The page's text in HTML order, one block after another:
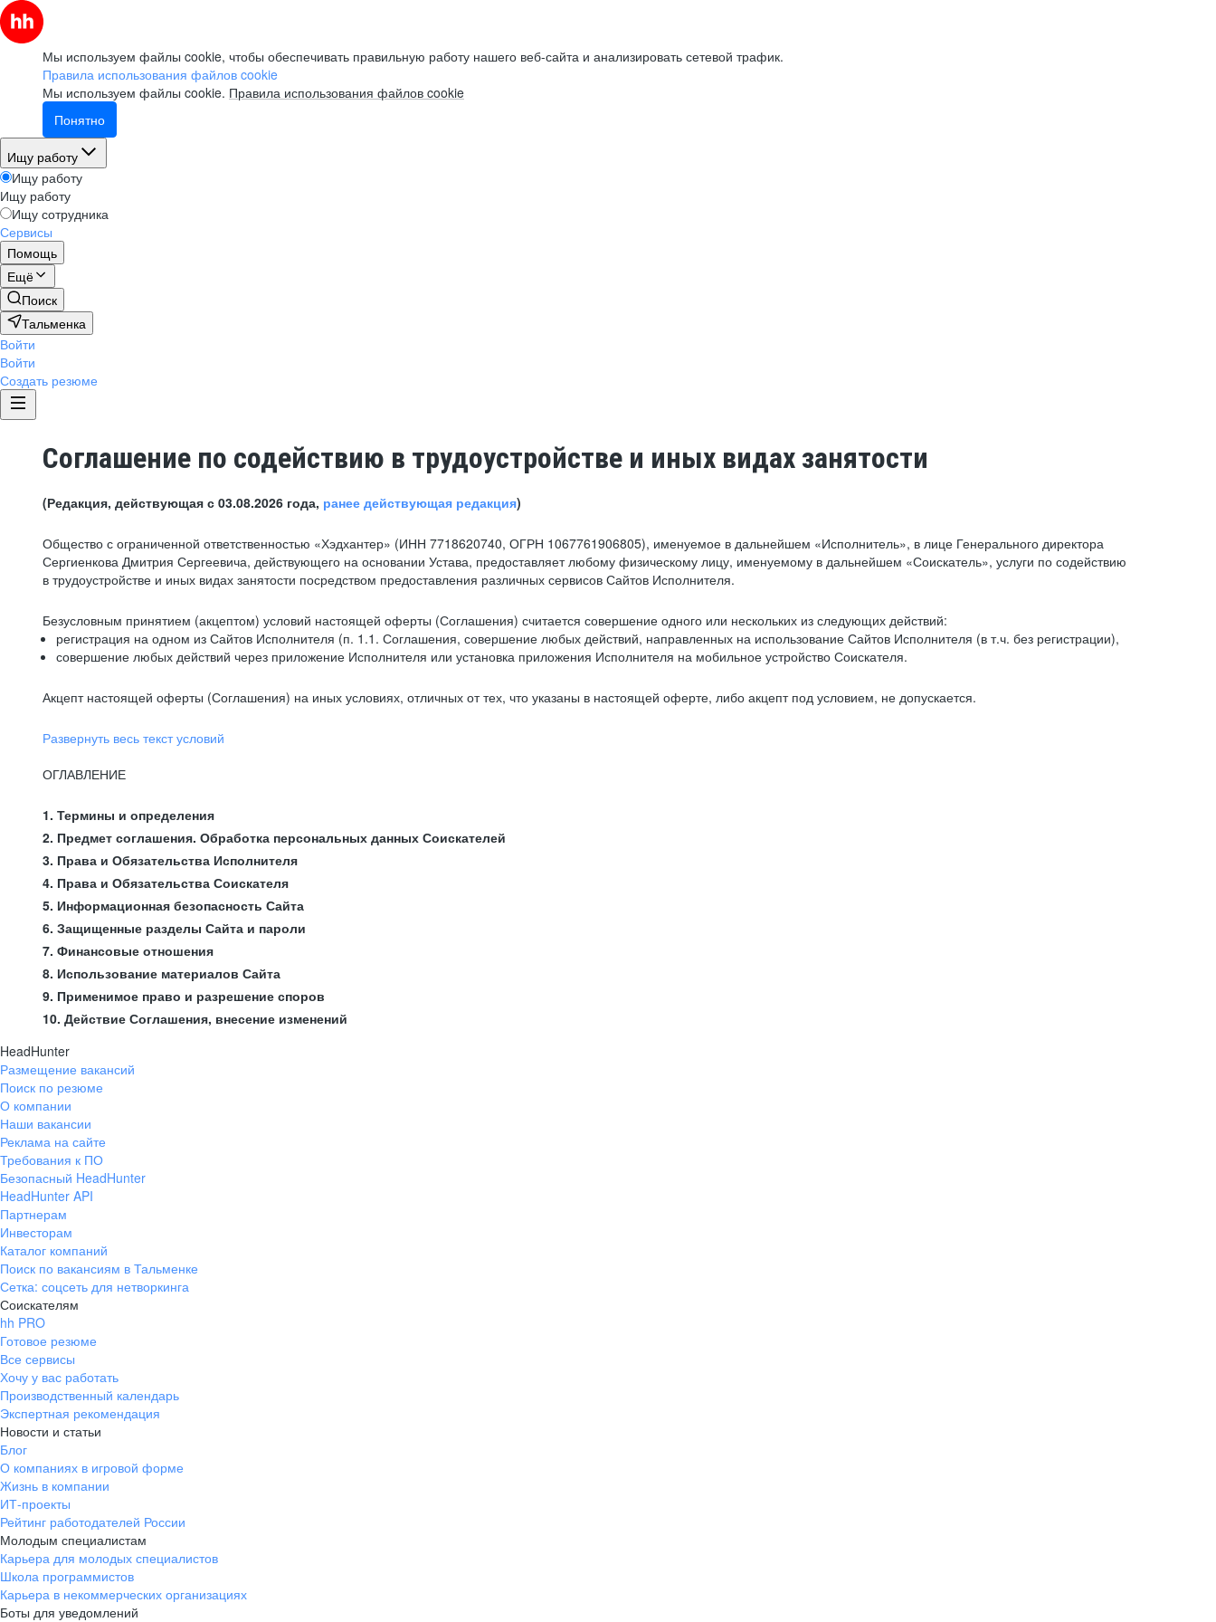
Мы используем файлы cookie, чтобы обеспечивать правильную работу нашего веб-сайта и анализировать сетевой трафик.
Правила использования файлов cookie
Мы используем файлы cookie. Правила использования файлов cookie
Понятно
Ищу работу
Ищу работу
Ищу работу
Ищу сотрудника
Сервисы
Помощь
Ещё
Поиск
Тальменка
Войти
Войти
Создать резюме
Соглашение по содействию в трудоустройстве и иных видах занятости
(Редакция, действующая с 03.08.2026 года, ранее действующая редакция)
Общество с ограниченной ответственностью «Хэдхантер» (ИНН 7718620740, ОГРН 1067761906805), именуемое в дальнейшем «Исполнитель», в лице Генерального директора
Сергиенкова Дмитрия Сергеевича, действующего на основании Устава, предоставляет любому физическому лицу, именуемому в дальнейшем «Соискатель», услуги по содействию
в трудоустройстве и иных видах занятости посредством предоставления различных сервисов Сайтов Исполнителя.
Безусловным принятием (акцептом) условий настоящей оферты (Соглашения) считается совершение одного или нескольких из следующих действий:
регистрация на одном из Сайтов Исполнителя (п. 1.1. Соглашения, совершение любых действий, направленных на использование Сайтов Исполнителя (в т.ч. без регистрации),
совершение любых действий через приложение Исполнителя или установка приложения Исполнителя на мобильное устройство Соискателя.
Акцепт настоящей оферты (Соглашения) на иных условиях, отличных от тех, что указаны в настоящей оферте, либо акцепт под условием, не допускается.
Развернуть весь текст условий
ОГЛАВЛЕНИЕ
1. Термины и определения
2. Предмет соглашения. Обработка персональных данных Соискателей
3. Права и Обязательства Исполнителя
4. Права и Обязательства Соискателя
5. Информационная безопасность Сайта
6. Защищенные разделы Сайта и пароли
7. Финансовые отношения
8. Использование материалов Сайта
9. Применимое право и разрешение споров
10. Действие Соглашения, внесение изменений
HeadHunter
Размещение вакансий
Поиск по резюме
О компании
Наши вакансии
Реклама на сайте
Требования к ПО
Безопасный HeadHunter
HeadHunter API
Партнерам
Инвесторам
Каталог компаний
Поиск по вакансиям в Тальменке
Сетка: соцсеть для нетворкинга
Соискателям
hh PRO
Готовое резюме
Все сервисы
Хочу у вас работать
Производственный календарь
Экспертная рекомендация
Новости и статьи
Блог
О компаниях в игровой форме
Жизнь в компании
ИТ-проекты
Рейтинг работодателей России
Молодым специалистам
Карьера для молодых специалистов
Школа программистов
Карьера в некоммерческих организациях
Боты для уведомлений